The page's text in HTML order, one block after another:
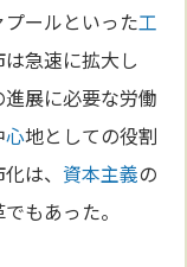
ールといった工
急速に拡大し
進展に必要な労働
心地としての役割
は、 資本主義の
もあった。